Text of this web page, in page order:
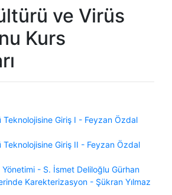
ve Virüs
Kurs
Teknolojisine Giriş I - Feyzan Özdal
Teknolojisine Giriş II - Feyzan Özdal
- S. İsmet Deliloğlu Gürhan
Karekterizasyon - Şükran Yılmaz